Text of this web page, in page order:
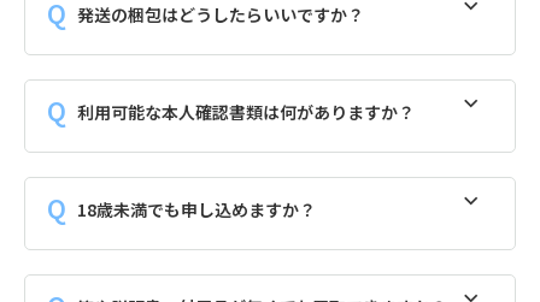
発送の梱包はどうしたらいいですか？
利用可能な本人確認書類は何がありますか？
18歳未満でも申し込めますか？